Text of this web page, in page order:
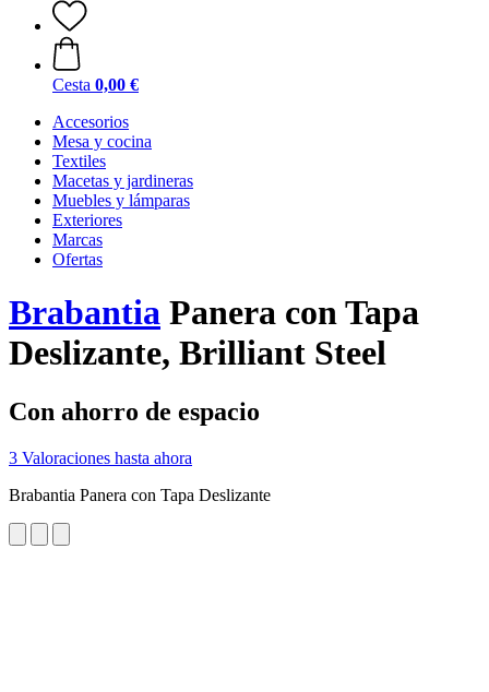
Cesta 0,00 €
Accesorios
Mesa y cocina
Textiles
Macetas y jardineras
Muebles y lámparas
Exteriores
Marcas
Ofertas
Brabantia Panera con Tapa
Deslizante, Brilliant Steel
Con ahorro de espacio
3 Valoraciones hasta ahora
Brabantia Panera con Tapa Deslizante